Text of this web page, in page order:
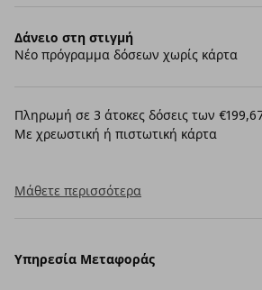
Δάνειο στη στιγμή
Νέο πρόγραμμα δόσεων χωρίς κάρτα
Πληρωμή σε 3 άτοκες δόσεις των
Με χρεωστική ή πιστωτική κάρτα
Μάθετε περισσότερα
Υπηρεσία Μεταφοράς